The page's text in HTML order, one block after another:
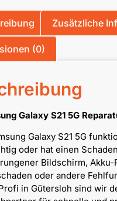
Zusätzliche
(0)
Galaxy S21 5G
Galaxy S21 5G
oder hat einen
Bildschirm, Akku-
oder andere
in Gütersloh sind wir